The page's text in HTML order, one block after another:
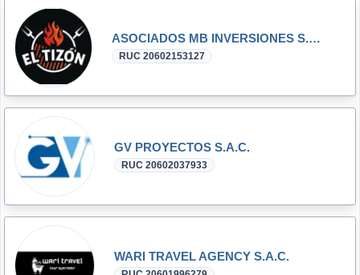
ASOCIADOS MB INVERSIONES S.A.C.
RUC 20602153127
GV PROYECTOS S.A.C.
RUC 20602037933
WARI TRAVEL AGENCY S.A.C.